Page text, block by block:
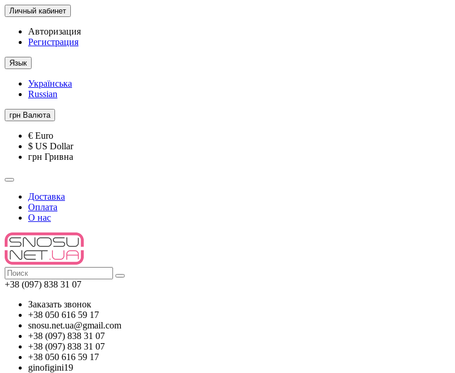
Личный кабинет
Авторизация
Регистрация
Язык
Українська
Russian
грн Валюта
€ Euro
$ US Dollar
грн Гривна
Доставка
Оплата
О нас
+38 (097) 838 31 07
Заказать звонок
+38 050 616 59 17
snosu.net.ua@gmail.com
+38 (097) 838 31 07
+38 (097) 838 31 07
+38 050 616 59 17
ginofigini19